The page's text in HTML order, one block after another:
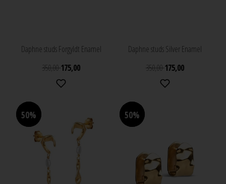
Daphne studs Forgyldt Enamel
350,00175,00
Daphne studs Silver Enamel
350,00175,00
50%
50% 50%
50%